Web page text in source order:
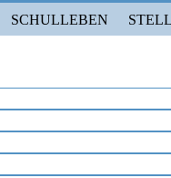
SCHULLEBEN